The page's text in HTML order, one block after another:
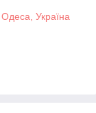
Україна